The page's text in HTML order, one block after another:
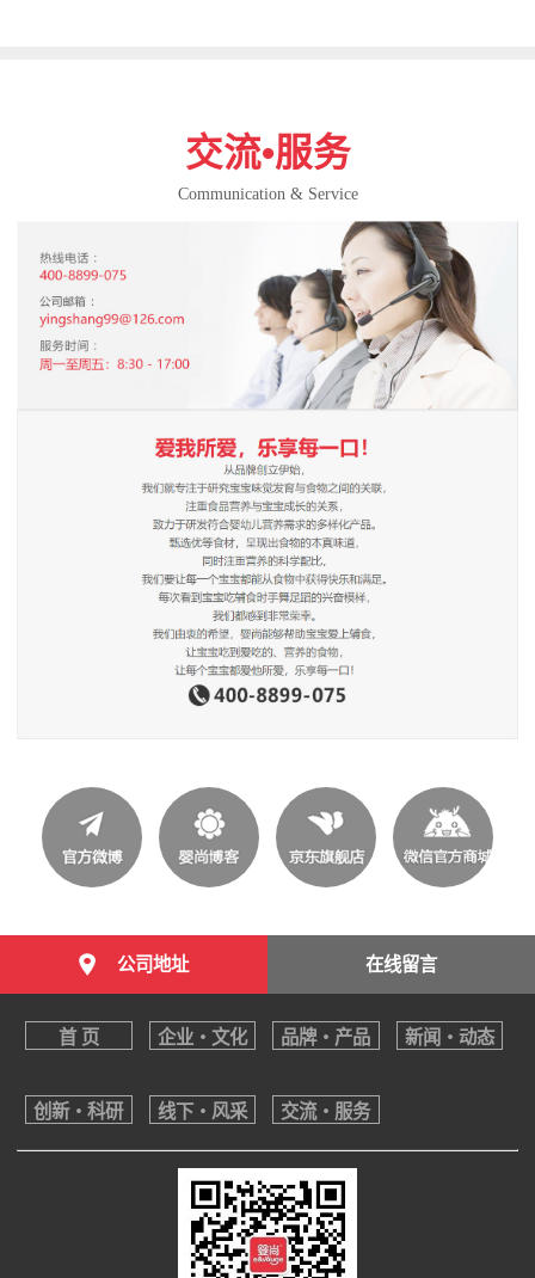
交流•服务
Communication & Service
公司地址 在线留言
首 页 企业・文化 品牌・产品 新闻・动态
创新・科研 线下・风采 交流・服务